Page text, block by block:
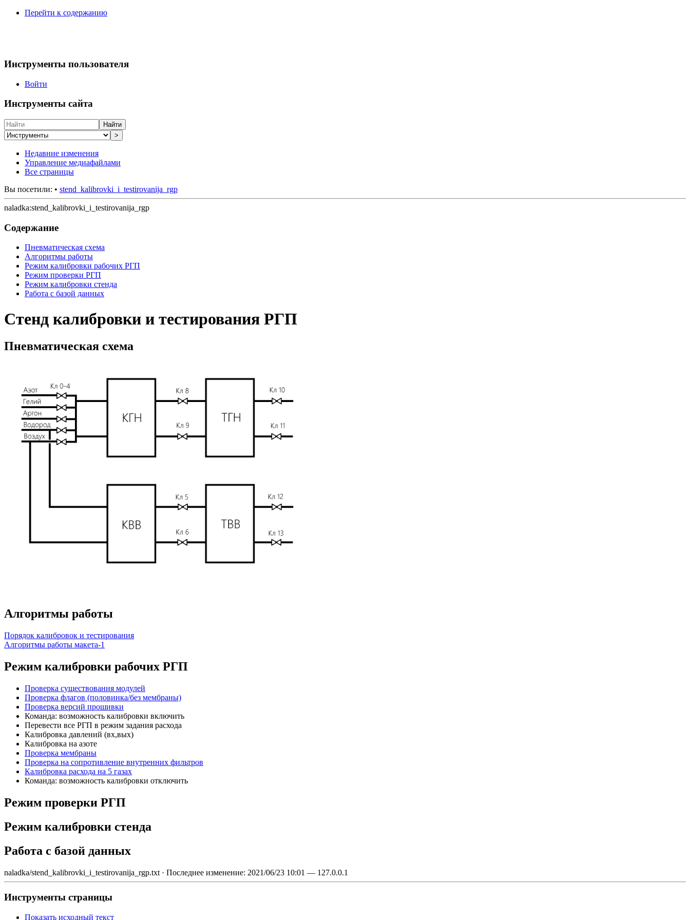
Перейти к содержанию
Инструменты пользователя
Войти
Инструменты сайта
Найти
>
Недавние изменения
Управление медиафайлами
Все страницы
Вы посетили: • stend_kalibrovki_i_testirovanija_rgp
naladka:stend_kalibrovki_i_testirovanija_rgp
Содержание
Пневматическая схема
Алгоритмы работы
Режим калибровки рабочих РГП
Режим проверки РГП
Режим калибровки стенда
Работа с базой данных
Стенд калибровки и тестирования РГП
Пневматическая схема
Алгоритмы работы
Порядок калибровок и тестирования
Алгоритмы работы макета-1
Режим калибровки рабочих РГП
Проверка существования модулей
Проверка флагов (половинка/без мембраны)
Проверка версий прошивки
Команда: возможность калибровки включить
Перевести все РГП в режим задания расхода
Калибровка давлений (вх,вых)
Калибровка на азоте
Проверка мембраны
Проверка на сопротивление внутренних фильтров
Калибровка расхода на 5 газах
Команда: возможность калибровки отключить
Режим проверки РГП
Режим калибровки стенда
Работа с базой данных
naladka/stend_kalibrovki_i_testirovanija_rgp.txt · Последнее изменение: 2021/06/23 10:01 — 127.0.0.1
Инструменты страницы
Показать исходный текст